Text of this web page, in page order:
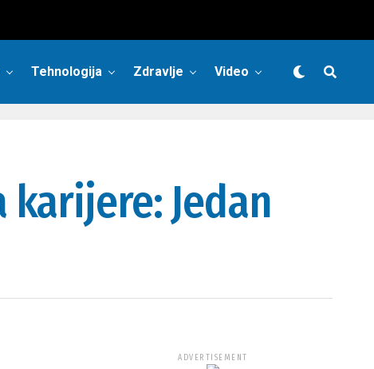
Tehnologija Zdravlje Video
Jedan
ADVERTISEMENT